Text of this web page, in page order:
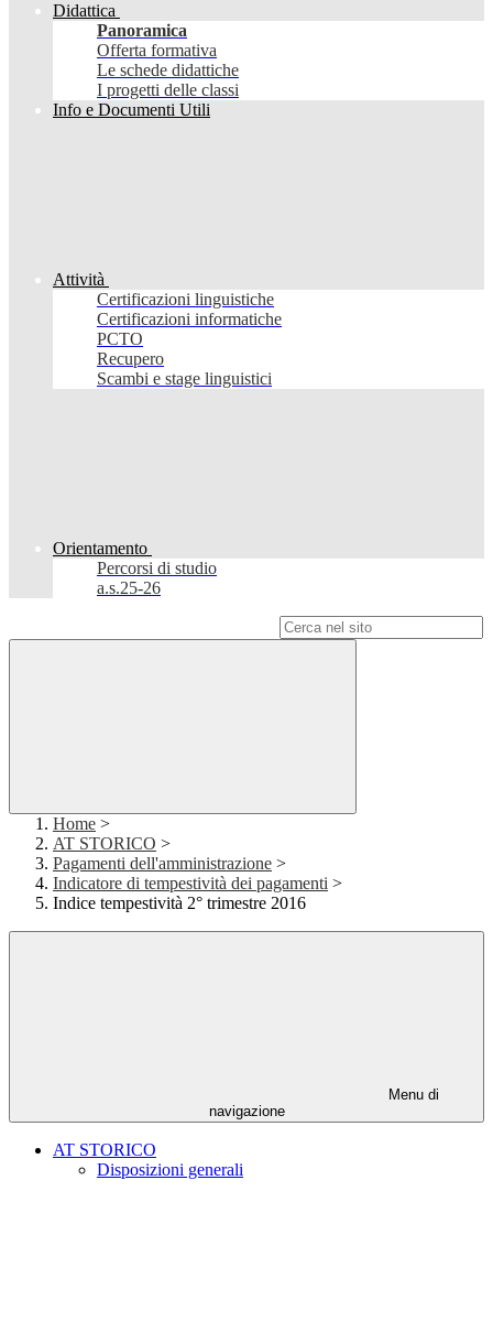
Didattica
Panoramica
Offerta formativa
Le schede didattiche
I progetti delle classi
Info e Documenti Utili
Attività
Certificazioni linguistiche
Certificazioni informatiche
PCTO
Recupero
Scambi e stage linguistici
Orientamento
Percorsi di studio
a.s.25-26
Home >
AT STORICO >
Pagamenti dell'amministrazione >
Indicatore di tempestività dei pagamenti >
Indice tempestività 2° trimestre 2016
Menu di
navigazione
AT STORICO
Disposizioni generali